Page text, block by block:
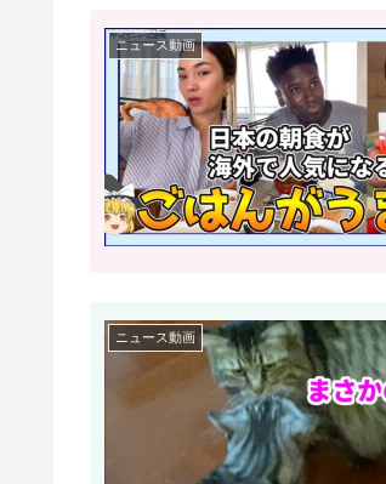
ニュース動画
ニュース動画